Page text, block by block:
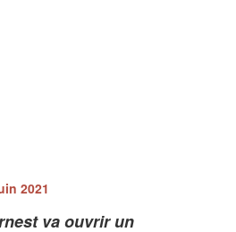
2021
va ouvrir un